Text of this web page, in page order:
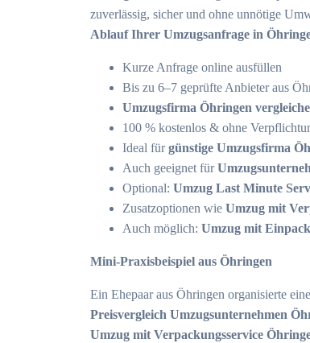
zuverlässig, sicher und ohne unnötige
Ablauf Ihrer Umzugsanfrage in
Kurze Anfrage online ausfüllen
Bis zu 6–7 geprüfte Anbieter aus
Umzugsfirma Öhringen
100 % kostenlos & ohne
Ideal fürgünstige Umzugsfirma
Auch geeignet für
Optional: Umzug Last Minute
Zusatzoptionen wie Umzug mit
Auch möglich: Umzug mit
Mini-Praxisbeispiel aus Öhringen
Ein Ehepaar aus Öhringen organisierte
Preisvergleich Umzugsunternehmen
Umzug mit Verpackungsservice